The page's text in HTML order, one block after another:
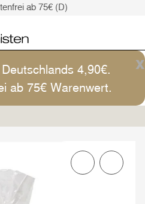
ab 75€ (D)
4,90€ (D)
ab 75€ (D)
ist Kunst
x
4,90€.
ab 75€ Warenwert.